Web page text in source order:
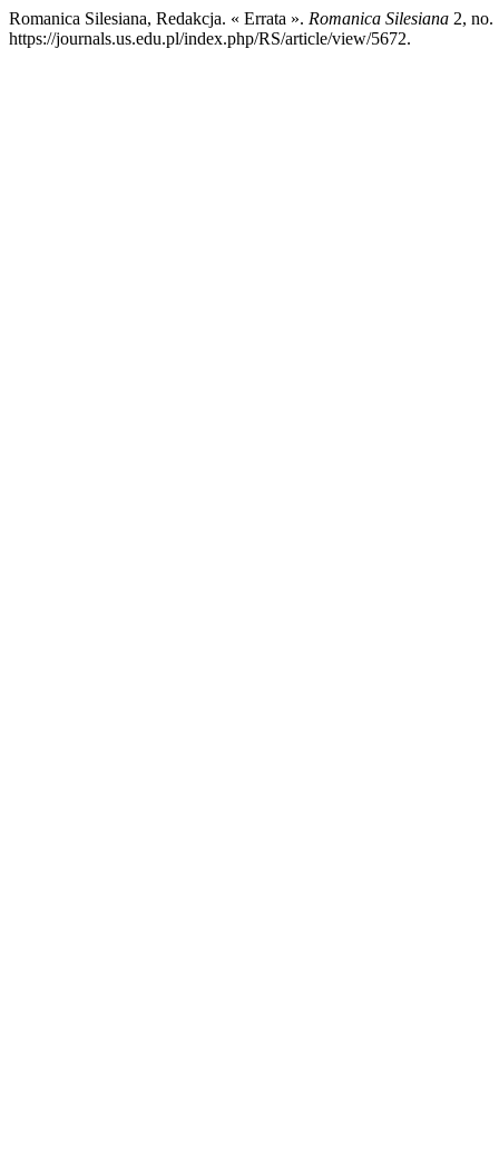
Romanica Silesiana, Redakcja. « Errata ». Romanica Silesiana 2, no.
https://journals.us.edu.pl/index.php/RS/article/view/5672.